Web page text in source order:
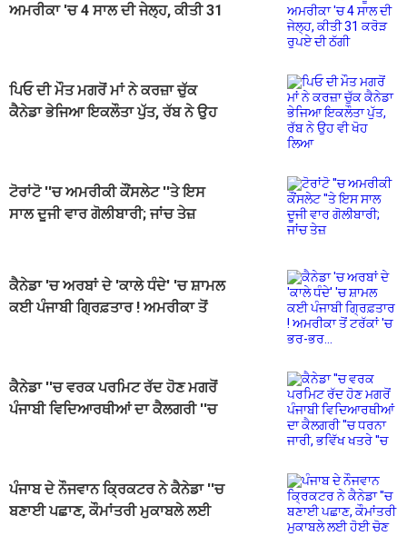
ਅਮਰੀਕਾ 'ਚ 4 ਸਾਲ ਦੀ ਜੇਲ੍ਹ, ਕੀਤੀ 31
ਪਿਓ ਦੀ ਮੌਤ ਮਗਰੋਂ ਮਾਂ ਨੇ ਕਰਜ਼ਾ ਚੁੱਕ
ਕੈਨੇਡਾ ਭੇਜਿਆ ਇਕਲੌਤਾ ਪੁੱਤ, ਰੱਬ ਨੇ ਉਹ
ਟੋਰਾਂਟੋ ''ਚ ਅਮਰੀਕੀ ਕੌਂਸਲੇਟ ''ਤੇ ਇਸ
ਸਾਲ ਦੂਜੀ ਵਾਰ ਗੋਲੀਬਾਰੀ; ਜਾਂਚ ਤੇਜ਼
ਕੈਨੇਡਾ 'ਚ ਅਰਬਾਂ ਦੇ 'ਕਾਲੇ ਧੰਦੇ' 'ਚ ਸ਼ਾਮਲ
ਕਈ ਪੰਜਾਬੀ ਗ੍ਰਿਫ਼ਤਾਰ ! ਅਮਰੀਕਾ ਤੋਂ
ਕੈਨੇਡਾ ''ਚ ਵਰਕ ਪਰਮਿਟ ਰੱਦ ਹੋਣ ਮਗਰੋਂ
ਪੰਜਾਬੀ ਵਿਦਿਆਰਥੀਆਂ ਦਾ ਕੈਲਗਰੀ ''ਚ
ਪੰਜਾਬ ਦੇ ਨੌਜਵਾਨ ਕ੍ਰਿਕਟਰ ਨੇ ਕੈਨੇਡਾ ''ਚ
ਬਣਾਈ ਪਛਾਣ, ਕੌਮਾਂਤਰੀ ਮੁਕਾਬਲੇ ਲਈ